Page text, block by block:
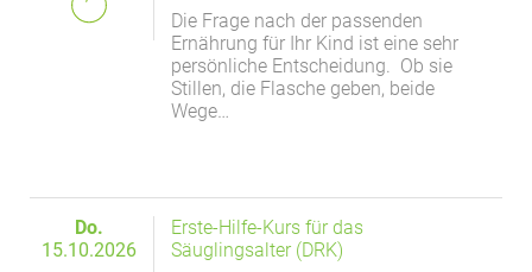
Die Frage nach der passenden
Ernährung für Ihr Kind ist eine sehr
persönliche Entscheidung. Ob sie
Stillen, die Flasche geben, beide
Wege…
Do.
15.10.2026
Erste-Hilfe-Kurs für das
Säuglingsalter (DRK)